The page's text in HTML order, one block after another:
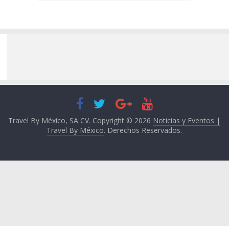
Travel By México, SA CV. Copyright © 2026 Noticias y Eventos |
Travel By México. Derechos Reservados.